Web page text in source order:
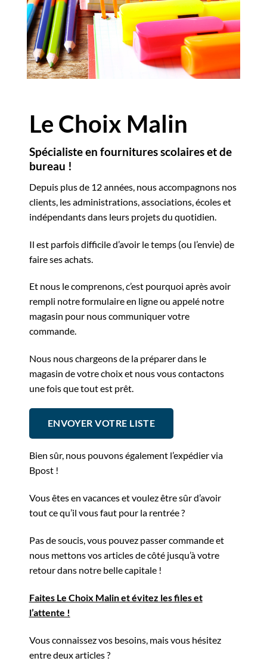
Le Choix Malin
Spécialiste en fournitures scolaires et de
bureau !
Depuis plus de 12 années, nous accompagnons nos
clients, les administrations, associations, écoles et
indépendants dans leurs projets du quotidien.
Il est parfois difficile d’avoir le temps (ou l’envie) de
faire ses achats.
Et nous le comprenons, c’est pourquoi après avoir
rempli notre formulaire en ligne ou appelé notre
magasin pour nous communiquer votre
commande.
Nous nous chargeons de la préparer dans le
magasin de votre choix et nous vous contactons
une fois que tout est prêt.
ENVOYER VOTRE LISTE
Bien sûr, nous pouvons également l’expédier via
Bpost !
Vous êtes en vacances et voulez être sûr d’avoir
tout ce qu’il vous faut pour la rentrée ?
Pas de soucis, vous pouvez passer commande et
nous mettons vos articles de côté jusqu’à votre
retour dans notre belle capitale !
Faites Le Choix Malin et évitez les files et
l’attente !
Vous connaissez vos besoins, mais vous hésitez
entre deux articles ?